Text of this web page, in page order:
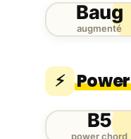
Baug
augmenté
⚡ Power
B5
power chord